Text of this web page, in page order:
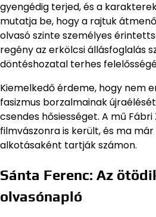
gyengédig terjed, és a
mutatja be, hogy a rajtuk
olvasó szinte személyes
regény az erkölcsi állásfoglalás
döntéshozatal terhes
Kiemelkedő érdeme, hogy nem
fasizmus borzalmainak
csendes hősiességet. A mű
filmvászonra is került, és ma
alkotásaként tartják számon.
Sánta Ferenc: Az
olvasónapló